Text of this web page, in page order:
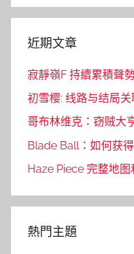
近期文章
寂靜嶺F 持續累積聲
初雪樱: 线路与结局
哥布林维克：窃贼大
Blade Ball：如何获
Haze Piece 完整地
熱門主題